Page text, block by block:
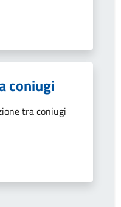
coniugi
tra coniugi